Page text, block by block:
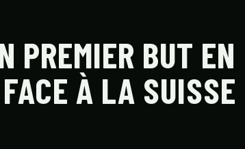
PREMIER BUT EN
À LA SUISSE